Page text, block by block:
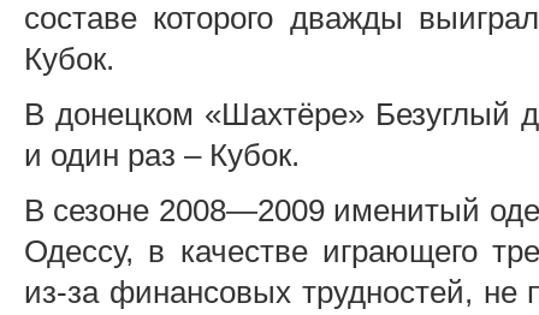
составе которого дважды
Кубок.
В донецком «Шахтёре» Безуглый
и один раз – Кубок.
В сезоне 2008—2009 именитый
Одессу, в качестве играющего
из-за финансовых трудностей, не